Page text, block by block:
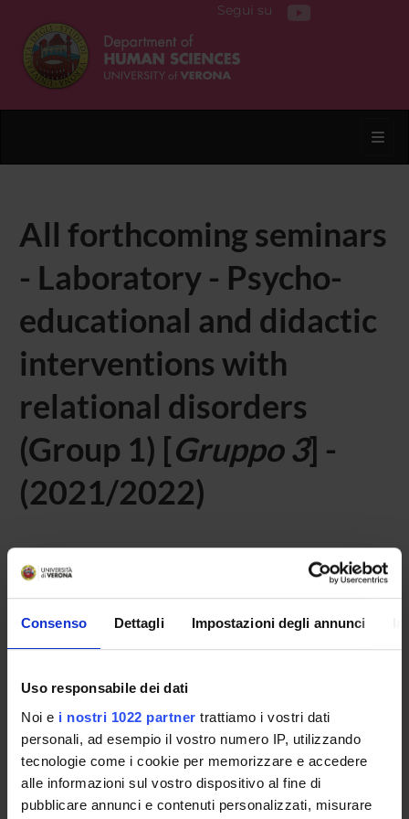
Consenso Dettagli Impostazioni degli annunci
Uso responsabile dei dati
Noi e i nostri 1022 partner trattiamo i vostri dati
personali, ad esempio il vostro numero IP, utilizzando
tecnologie come i cookie per memorizzare e accedere
alle informazioni sul vostro dispositivo al fine di
pubblicare annunci e contenuti personalizzati, misurare
Segui su
All forthcoming seminars
- Laboratory - Psycho-
educational and didactic
interventions with
relational disorders
(Group 1) [Gruppo 3] -
(2021/2022)
Home
No recent seminar found relating to teaching Laboratory -
STUDYING
COURSES